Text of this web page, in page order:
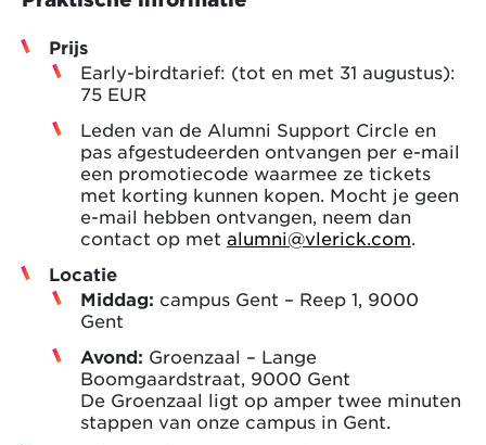
Prijs
Early-birdtarief: (tot en met 31 augustus):
75 EUR
Leden van de Alumni Support Circle en
pas afgestudeerden ontvangen per e-mail
een promotiecode waarmee ze tickets
met korting kunnen kopen. Mocht je geen
e-mail hebben ontvangen, neem dan
contact op met alumni@vlerick.com.
Locatie
Middag: campus Gent – Reep 1, 9000
Gent
Avond: Groenzaal – Lange
Boomgaardstraat, 9000 Gent
De Groenzaal ligt op amper twee minuten
stappen van onze campus in Gent.